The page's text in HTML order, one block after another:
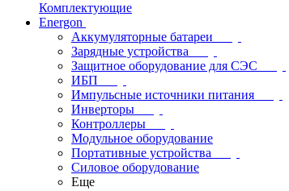
Комплектующие
Energon
Аккумуляторные батареи
Зарядные устройства
Защитное оборудование для СЭС
ИБП
Импульсные источники питания
Инверторы
Контроллеры
Модульное оборудование
Портативные устройства
Силовое оборудование
Еще